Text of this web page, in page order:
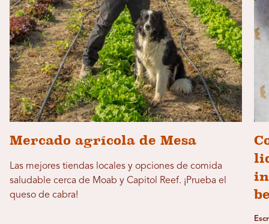
Mercado agrícola de Mesa
Las mejores tiendas locales y opciones de comida
saludable cerca de Moab y Capitol Reef. ¡Prueba el
queso de cabra!